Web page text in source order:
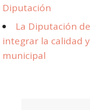
Diputación
La Diputación
integrar la calidad
municipal